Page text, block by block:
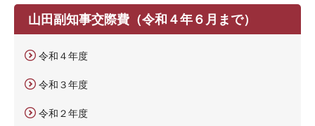
山田副知事交際費（令和４年６月まで）
令和４年度
令和３年度
令和２年度